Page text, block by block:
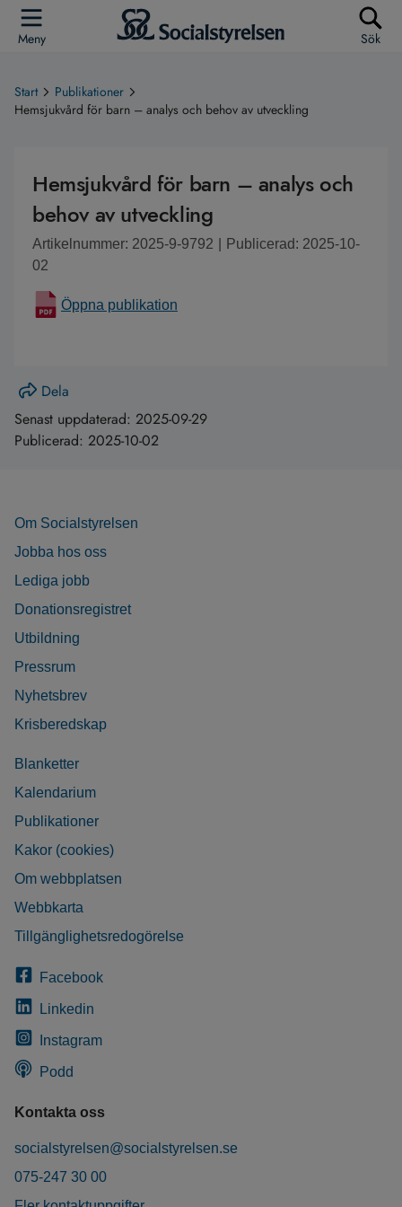
Meny Sök
Start
Publikationer
Hemsjukvård för barn – analys och behov av utveckling
Hemsjukvård för barn – analys och
behov av utveckling
Artikelnummer: 2025-9-9792
Publicerad: 2025-10-
02
Öppna publikation
Dela
Senast uppdaterad: 2025-09-29
Publicerad: 2025-10-02
Om Socialstyrelsen
Jobba hos oss
Lediga jobb
Donationsregistret
Utbildning
Pressrum
Nyhetsbrev
Krisberedskap
Blanketter
Kalendarium
Publikationer
Kakor (cookies)
Om webbplatsen
Webbkarta
Tillgänglighetsredogörelse
Facebook
Linkedin
Instagram
Podd
Kontakta oss
socialstyrelsen@socialstyrelsen.se
075-247 30 00